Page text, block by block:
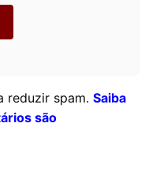
reduzir spam. Saiba
são